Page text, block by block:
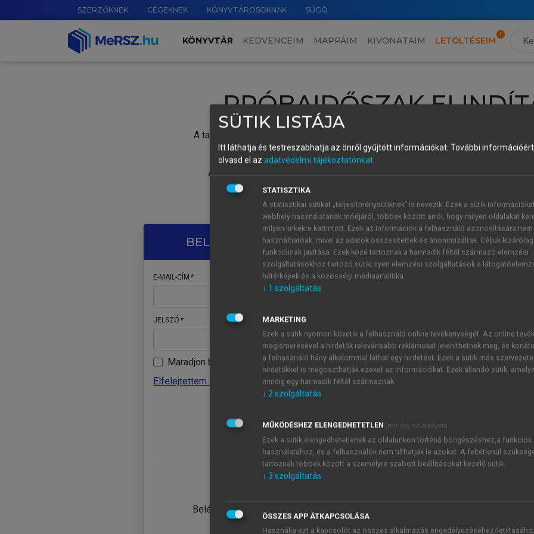
SZERZŐKNEK CÉGEKNEK KÖNYVTÁROSOKNAK SÚGÓ
KÖNYVTÁR KEDVENCEIM MAPPÁIM KIVONATAIM LETÖLTÉSEIM
PRÓBAIDŐSZAK
A tartalom megtekintéséhez lépj be a saját fiókoddal, iskolai azonosítóddal vagy
Új felhasználóként1 óra díjmentes hozzáférésrevagy
A próbaidőszak elindításához,
vagy hozz
A regisztráció után a
BELÉPÉS SAJÁT FIÓKKAL
E-MAIL-CÍM
JELSZÓ
Maradjon belépve
Elfelejtettem a jelszavamat
Belépés intézményi azonosítóval
ÚJ FIÓK
1 óra
JELSZÓ
Kérek értesítést a MeRSZ
Kérek értesítést az
SÜTIK LISTÁJA
Itt láthatja és testreszabhatja az önről gyűjtött információkat. További
olvasd el az adatvédelmi tájékoztatónkat.
STATISZTIKA
A statisztikai sütiket „teljesítménysütiknek” is nevezik. Ezek a sütik
webhely használatának módjáról, többek között arról, hogy milyen oldalakat
milyen linkekre kattintott. Ezek az információk a felhasználó azonosítására nem
használhatóak, mivel az adatok összesítettek és anonimizáltak. Céljuk
funkcióinak javítása. Ezek közé tartoznak a harmadik féltől származó elemzési
szolgáltatásokhoz tartozó sütik; ilyen elemzési szolgáltatások a
hőtérképek és a közösségi médiaanalitika.
↓ 1 szolgáltatás
MARKETING
Ezek a sütik nyomon követik a felhasználó online tevékenységét. Az online
megismerésével a hirdetők relevánsabb reklámokat jeleníthetnek meg, és
a felhasználó hány alkalommal láthat egy hirdetést. Ezek a sütik más
hirdetőkkel is megoszthatják ezeket az információkat. Ezek állandó sütik,
mindig egy harmadik féltől származnak.
↓ 2szolgáltatás
MŰKÖDÉSHEZ ELENGEDHETETLEN (mindig szükséges)
Ezek a sütik elengedhetetlenek az oldalunkon történő böngészéshez,a funkciók
használatához, és a felhasználók nem tilthatják le azokat. A feltétlenül
tartoznak többek között a személyre szabott beállításokat kezelő sütik.
↓ 3 szolgáltatás
ÖSSZES APP ÁTKAPCSOLÁSA
Használja ezt a kapcsolót az összes alkalmazás engedélyezéséhez/